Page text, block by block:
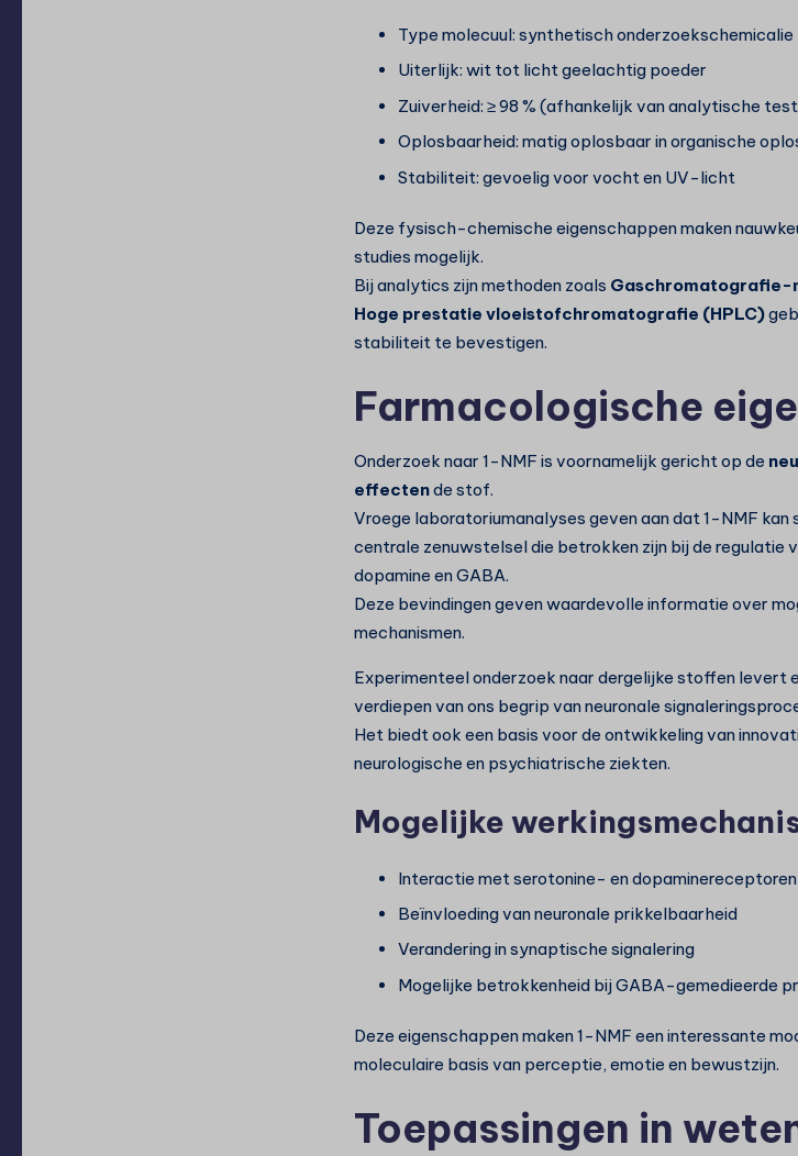
Type molecuul: synthetisch onderzoekschemicalie
Uiterlijk: wit tot licht geelachtig poeder
Zuiverheid: ≥ 98 % (afhankelijk van analytische
Oplosbaarheid: matig oplosbaar in organische
Stabiliteit: gevoelig voor vocht en UV-licht
Deze fysisch-chemische eigenschappen maken
studies mogelijk.
Bij analytics zijn methoden zoals Gaschromatografie-
Hoge prestatie vloeistofchromatografie (HPLC)
stabiliteit te bevestigen.
Farmacologische
Onderzoek naar 1-NMF is voornamelijk gericht op de
effectende stof.
Vroege laboratoriumanalyses geven aan dat 1-NMF
centrale zenuwstelsel die betrokken zijn bij de regulatie
dopamine en GABA.
Deze bevindingen geven waardevolle informatie over
mechanismen.
Experimenteel onderzoek naar dergelijke stoffen levert
verdiepen van ons begrip van neuronale
Het biedt ook een basis voor de ontwikkeling van
neurologische en psychiatrische ziekten.
Mogelijke
Interactie met serotonine- en dopaminereceptoren
Beïnvloeding van neuronale prikkelbaarheid
Verandering in synaptische signalering
Mogelijke betrokkenheid bij GABA-gemedieerde
Deze eigenschappen maken 1-NMF een interessante
moleculaire basis van perceptie, emotie en bewustzijn.
Toepassingen in